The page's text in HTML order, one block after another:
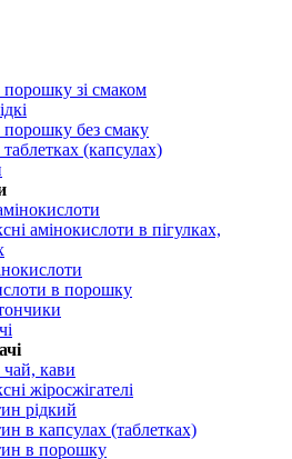
зі смаком
без смаку
(капсулах)
амінокислоти в пігулках,
в порошку
кави
жіросжігателі
рідкий
в капсулах (таблетках)
в порошку